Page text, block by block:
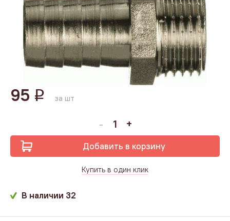
95 q за шт
Добавить в корзину
Купить в один клик
В наличии 32